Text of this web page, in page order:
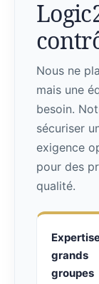
Nous ne
mais une
besoin.
sécuriser
exigence
pour des
qualité.
grands
groupes